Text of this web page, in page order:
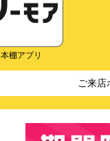
本棚アプリ
ご来店